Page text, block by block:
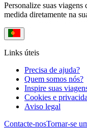
Personalize suas
medida diretamente na
Links úteis
Precisa de ajuda?
Quem somos nós?
Inspire suas
Cookies e
Aviso legal
Contacte-nosTornar-se